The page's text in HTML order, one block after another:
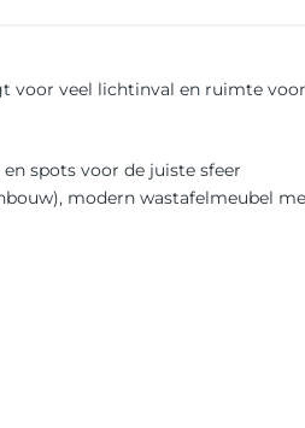
voor veel lichtinval en ruimte voor
spots voor de juiste sfeer
modern wastafelmeubel